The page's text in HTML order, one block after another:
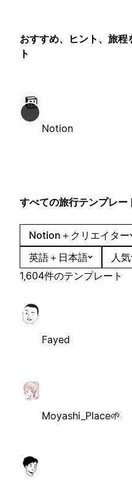
おすすめ、ヒント、旅
ト
Notion
すべての旅行テンプレー
Notion＋クリエイター
英語＋日本語
人気
1,604件のテンプレート
Fayed
Moyashi_Place🌱